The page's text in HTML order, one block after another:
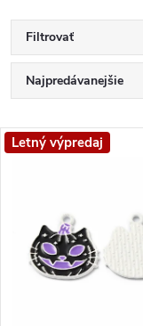
Filtrovať
R
a
n
Najpredávanejšie
Najdrahšie
V
p
Letný výpredaj